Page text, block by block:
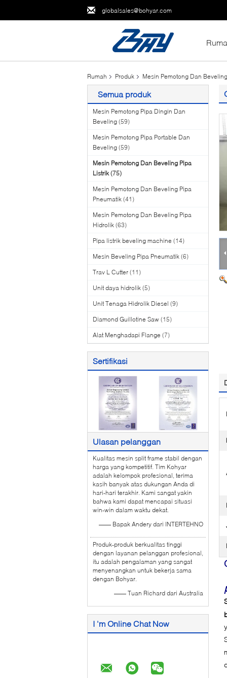
globalsales@bohyar.com
Rumah Produk Mesin Pemotong Dan
Semua produk
Mesin Pemotong Pipa Dingin Dan
Beveling (59)
Mesin Pemotong Pipa Portable Dan
Beveling (59)
Mesin Pemotong Dan Beveling Pipa
Listrik (75)
Mesin Pemotong Dan Beveling Pipa
Pneumatik (41)
Mesin Pemotong Dan Beveling Pipa
Hidrolik (63)
Pipa listrik beveling machine (14)
Mesin Beveling Pipa Pneumatik (6)
Trav L Cutter (11)
Unit daya hidrolik (5)
Unit Tenaga Hidrolik Diesel (9)
Diamond Guillotine Saw (15)
Alat Menghadapi Flange (7)
Sertifikasi
Ulasan pelanggan
Kualitas mesin split frame stabil dengan
harga yang kompetitif. Tim Kohyar
adalah kelompok profesional, terima
kasih banyak atas dukungan Anda di
hari-hari terakhir. Kami sangat yakin
bahwa kami dapat mencapai situasi
win-win dalam waktu dekat.
—— Bapak Andery dari INTERTEHNO
Produk-produk berkualitas tinggi
dengan layanan pelanggan profesional,
itu adalah pengalaman yang sangat
menyenangkan untuk bekerja sama
dengan Bohyar.
—— Tuan Richard dari Australia
I 'm Online Chat Now